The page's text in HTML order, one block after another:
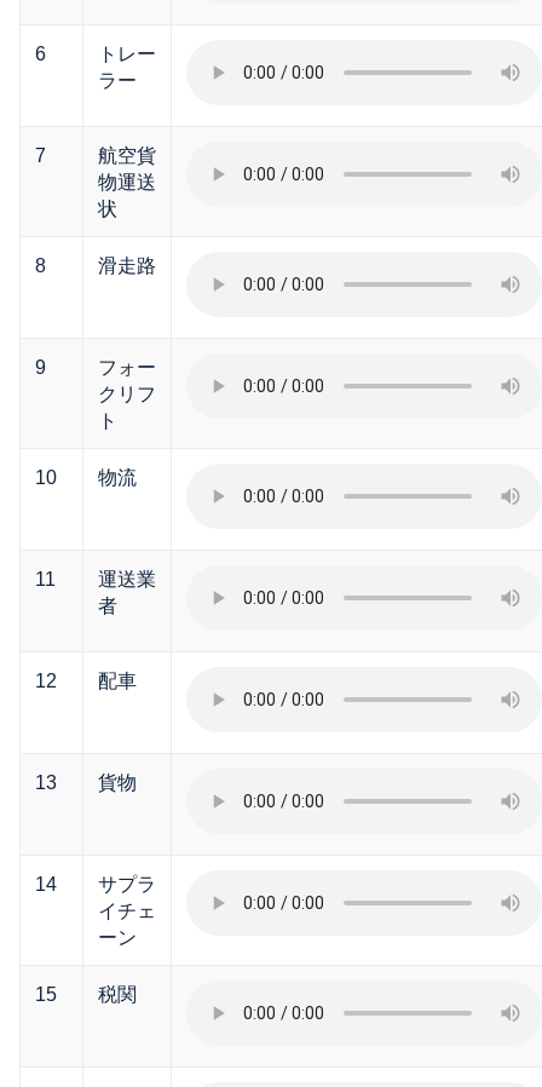
6
トレー
ラー
7
航空貨
物運送
状
8 滑走路
9
フォー
クリフ
ト
10 物流
11
運送業
者
12 配車
13 貨物
14
サプラ
イチェ
ーン
15 税関